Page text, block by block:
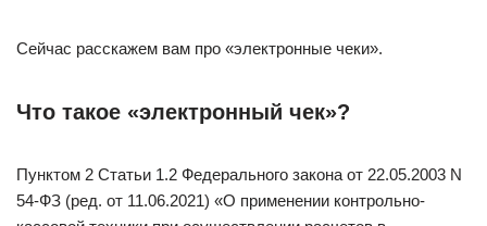
Сейчас расскажем вам про «электронные чеки».
Что такое «электронный чек»?
Пунктом 2 Статьи 1.2 Федерального закона от 22.05.2003 N
54-ФЗ (ред. от 11.06.2021) «О применении контрольно-